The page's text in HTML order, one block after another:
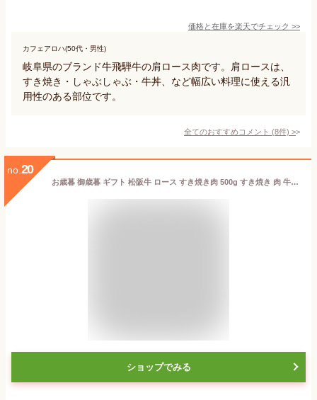
価格と在庫を楽天でチェック >>
カフェアロハ(50代・男性)
岐阜県のブランド牛飛騨牛の肩ロース肉です。肩ロースは、
すき焼き・しゃぶしゃぶ・牛丼、など幅広い料理に使える汎
用性のある部位です。
全てのおすすめコメント (8件) >
no. 20
お歳暮 御歳暮 ギフト 松阪牛 ロース すき焼き肉 500g すき焼き 肉 牛肉 ギフト 2025 誕生日 プレゼント グルメ 鍋 送料無料 和牛 すきやき 食べ物 人気 冷凍 お祝い お祝い返し 内祝い 松坂牛 祝い ご馳走 お取り寄せグルメ 松阪肉 父
ショップでみる